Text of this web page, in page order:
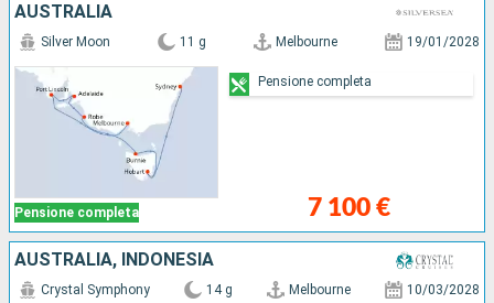
AUSTRALIA
Pensione completa
Silver Moon 11 g Melbourne 19/01/2028
7 100 €
Pensione completa
AUSTRALIA, INDONESIA
Crystal Symphony 14 g Melbourne 10/03/2028